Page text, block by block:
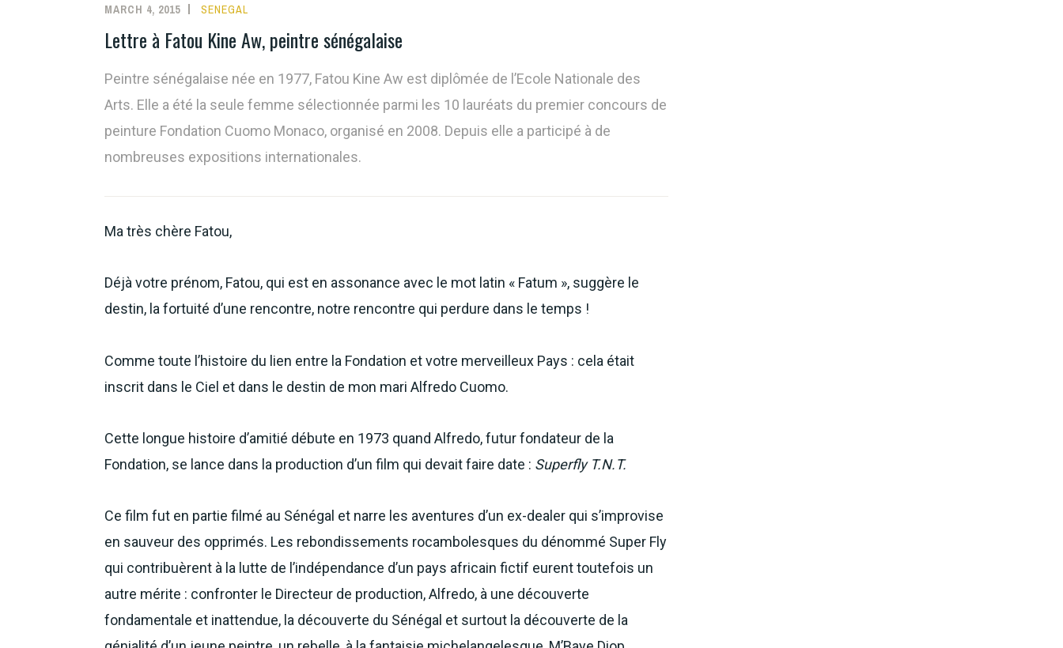
MARCH 4, 2015 SENEGAL
Lettre à Fatou Kine Aw, peintre sénégalaise
Peintre sénégalaise née en 1977, Fatou Kine Aw est diplômée de l’Ecole Nationale des
Arts. Elle a été la seule femme sélectionnée parmi les 10 lauréats du premier concours de
peinture Fondation Cuomo Monaco, organisé en 2008. Depuis elle a participé à de
nombreuses expositions internationales.
Ma très chère Fatou,
Déjà votre prénom, Fatou, qui est en assonance avec le mot latin « Fatum », suggère le
destin, la fortuité d’une rencontre, notre rencontre qui perdure dans le temps !
Comme toute l’histoire du lien entre la Fondation et votre merveilleux Pays : cela était
inscrit dans le Ciel et dans le destin de mon mari Alfredo Cuomo.
Cette longue histoire d’amitié débute en 1973 quand Alfredo, futur fondateur de la
Fondation, se lance dans la production d’un film qui devait faire date : Superfly T.N.T.
Ce film fut en partie filmé au Sénégal et narre les aventures d’un ex-dealer qui s’improvise
en sauveur des opprimés. Les rebondissements rocambolesques du dénommé Super Fly
qui contribuèrent à la lutte de l’indépendance d’un pays africain fictif eurent toutefois un
autre mérite : confronter le Directeur de production, Alfredo, à une découverte
fondamentale et inattendue, la découverte du Sénégal et surtout la découverte de la